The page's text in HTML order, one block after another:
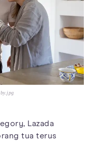
Lazada
tua terus